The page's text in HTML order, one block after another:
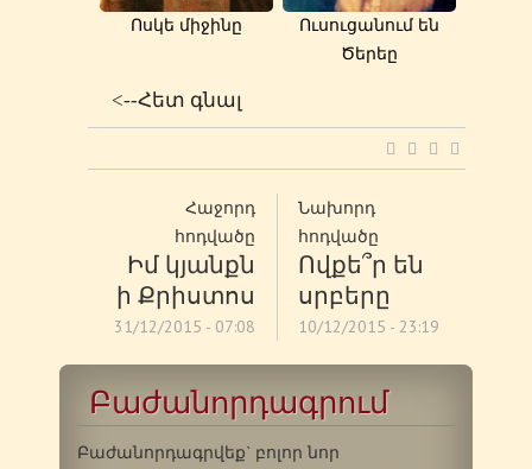
Ոսկե միջինը
Ուսուցանում են
Ծերեը
<--Հետ գնալ
Հաջորդ
հոդվածը
Իմ կյանքն
ի Քրիստոս
31/12/2015 - 07:08
Նախորդ
հոդվածը
Ովքե՞ր են
սրբերը
10/12/2015 - 23:19
Բաժանորդագրում
Բաժանորդագրվեք` բոլոր նոր